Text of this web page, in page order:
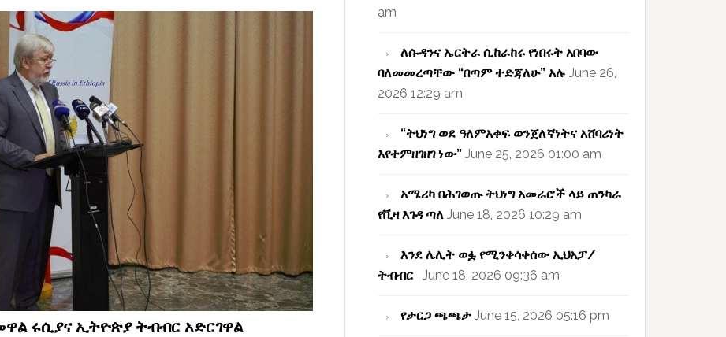
ሩሲያና ኢትዮጵያ ትብብር አድርገዋል
am
ለሱዳንና ኤርትራ ሲከራከሩ የነበሩት አበባው
ባለመመረጣቸው “በጣም ተድጃለሁ” አሉ June 26,
2026 12:29 am
“ትህነግ ወደ ዓለምአቀፍ ወንጀለኛነትና አሸባሪነት
እየተምዘገዘገ ነው” June 25, 2026 01:00 am
አሜሪካ በሕገወጡ ትህነግ አመራሮች ላይ ጠንካራ
የቪዛ እገዳ ጣለ June 18, 2026 10:29 am
እንደ ሌሊት ወፏ የሚንቀሳቀሰው ኢህአፓ/
ትብብር June 18, 2026 09:36 am
የታርጋ ጫጫታ June 15, 2026 05:16 pm